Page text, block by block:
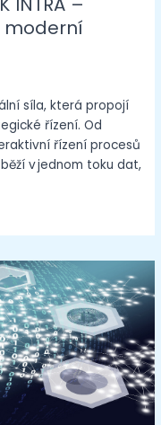
moderní
síla, která propojí
řízení. Od
řízení procesů
v jednom toku dat,